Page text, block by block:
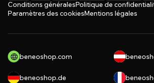
Conditions généralesPolitique de
Paramètres des cookiesMentions légales
beneoshop.com
beneoshop.de